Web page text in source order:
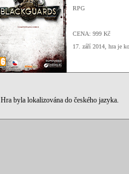
RPG
CENA: 999 Kč
17. září 2014, hra je
Hra byla lokalizována do českého jazyka.